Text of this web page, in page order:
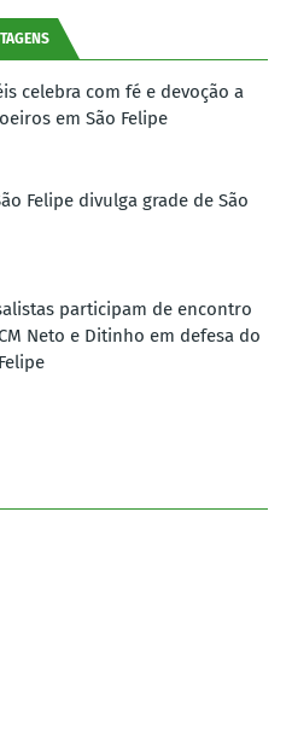
celebra com fé e devoção a
em São Felipe
Felipe divulga grade de São
participam de encontro
Neto e Ditinho em defesa do